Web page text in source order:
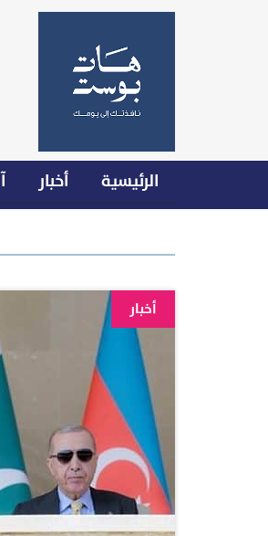
الرئيسية أخبار
أخبار